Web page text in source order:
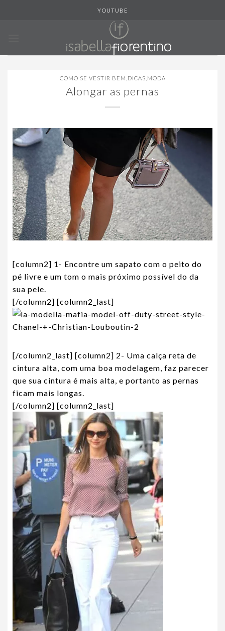
YOUTUBE
COMO SE VESTIR BEM DICAS MODA
Alongar as pernas
[column2] 1- Encontre um sapato com o peito do
pé livre e um tom o mais próximo possível do da
sua pele.
[/column2] [column2_last]
[/column2_last] [column2] 2- Uma calça reta de
cintura alta, com uma boa modelagem, faz parecer
que sua cintura é mais alta, e portanto as pernas
ficam mais longas.
[/column2] [column2_last]